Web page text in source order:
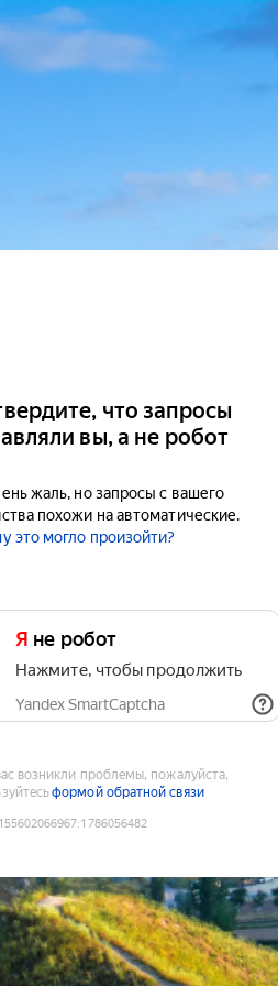
что запросы
вы, а не робот
жаль, но запросы с вашего
похожи на автоматические.
это могло произойти?
Я не робот
Нажмите, чтобы продолжить
Yandex SmartCaptcha
возникли проблемы, пожалуйста,
формой обратной связи
:1786056482